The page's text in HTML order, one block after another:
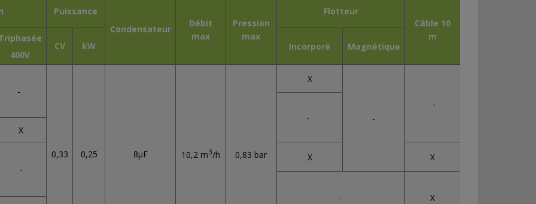
Puissance
Condensateur
Débit
max
Pression
max
Flotteur
Câble 10
m
400V
CV kW Incorporé Magnétique
-
0,33 0,25 8µF 10,2 m3/h 0,83 bar
X
-
-
-
X
-
X X
-
X